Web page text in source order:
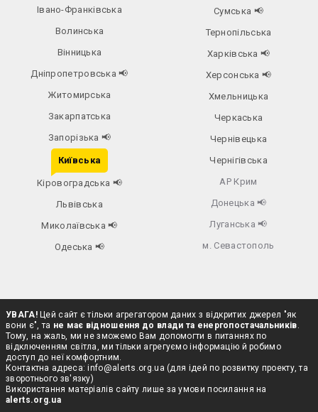
Івано-Франківська
Волинська
Вінницька
Дніпропетровська📢
Житомирська
Закарпатська
Запорізька 📢
Київська
Кіровоградська 📢
Львівська
Миколаївська📢
Одеська📢
Сумська 📢
Тернопільська
Харківська 📢
Херсонська 📢
Хмельницька
Черкаська
Чернівецька
Чернігівська
АР Крим
Донецька 📢
Луганська 📢
м. Севастополь
УВАГА!Цей сайт є тільки агрегатором даних з відкритих джерел "як
вони є", та не має відношення до влади та енергопостачальників.
Тому, на жаль, ми не зможемо Вам допомогти в питаннях по
відключенням світла, ми тільки агрегуємо інформацію й робимо
доступ до неї комфортним.
Контактна адреса:info@alerts.org.ua (для ідей по розвитку проекту, та
зворотнього зв'язку)
Використання матеріалів сайту лише за умови посилання на
alerts.org.ua